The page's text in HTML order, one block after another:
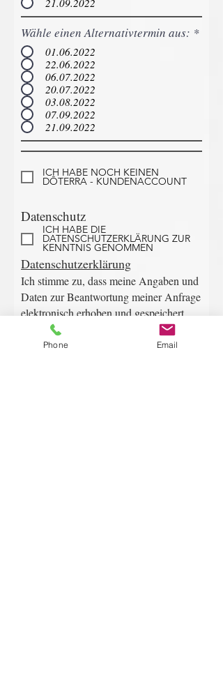
Wähle einen Alternativtermin aus: *
01.06.2022
22.06.2022
06.07.2022
20.07.2022
03.08.2022
07.09.2022
21.09.2022
ICH HABE NOCH KEINEN
DŌTERRA - KUNDENACCOUNT
Datenschutz
ICH HABE DIE
DATENSCHUTZERKLÄRUNG ZUR
KENNTNIS GENOMMEN
Datenschutzerklärung
Ich stimme zu, dass meine Angaben und
Daten zur Beantwortung meiner Anfrage
elektronisch erhoben und gespeichert
werden. Hinweis: Du kannst Deine
Einwilligung jederzeit für die Zukunft
Phone Email